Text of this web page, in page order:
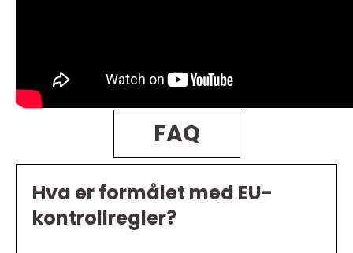
FAQ
Hva er formålet med EU-
kontrollregler?